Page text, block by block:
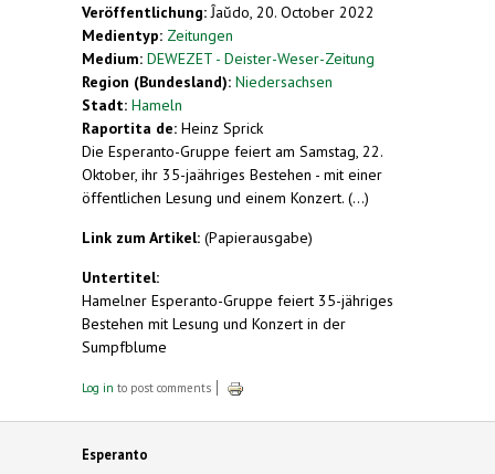
Veröffentlichung: Ĵaŭdo, 20. October 2022
Medientyp: Zeitungen
Medium: DEWEZET - Deister-Weser-Zeitung
Region (Bundesland): Niedersachsen
Stadt: Hameln
Raportita de: Heinz Sprick
Die Esperanto-Gruppe feiert am Samstag, 22.
Oktober, ihr 35-jaähriges Bestehen - mit einer
öffentlichen Lesung und einem Konzert. (...)
Link zum Artikel: (Papierausgabe)
Untertitel:
Hamelner Esperanto-Gruppe feiert 35-jähriges
Bestehen mit Lesung und Konzert in der
Sumpfblume
Log in to post comments
Esperanto